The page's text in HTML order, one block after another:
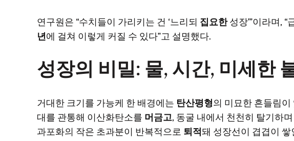
연구원은 “수치들이 가리키는 건 ‘느리되 집요한성장’”이라며,
년에 걸쳐 이렇게 커질 수 있다”고 설명했다.
성장의 비밀: 물, 시간, 미세한
거대한 크기를 가능케 한 배경에는 탄산평형의 미묘한 흔들림
대를 관통해 이산화탄소를 머금고, 동굴 내에서 천천히 탈기하며
과포화의 작은 초과분이 반복적으로 퇴적돼 성장선이 겹겹이 쌓